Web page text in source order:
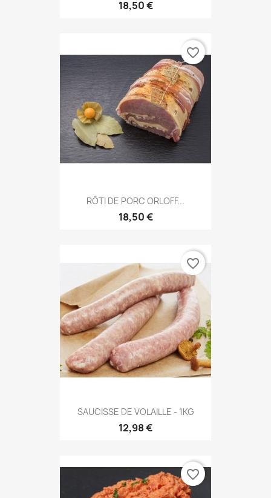
18,50 €
RÔTI DE PORC ORLOFF...
18,50 €
favorite_border
SAUCISSE DE VOLAILLE - 1KG
12,98 €
favorite_border
favorite_border